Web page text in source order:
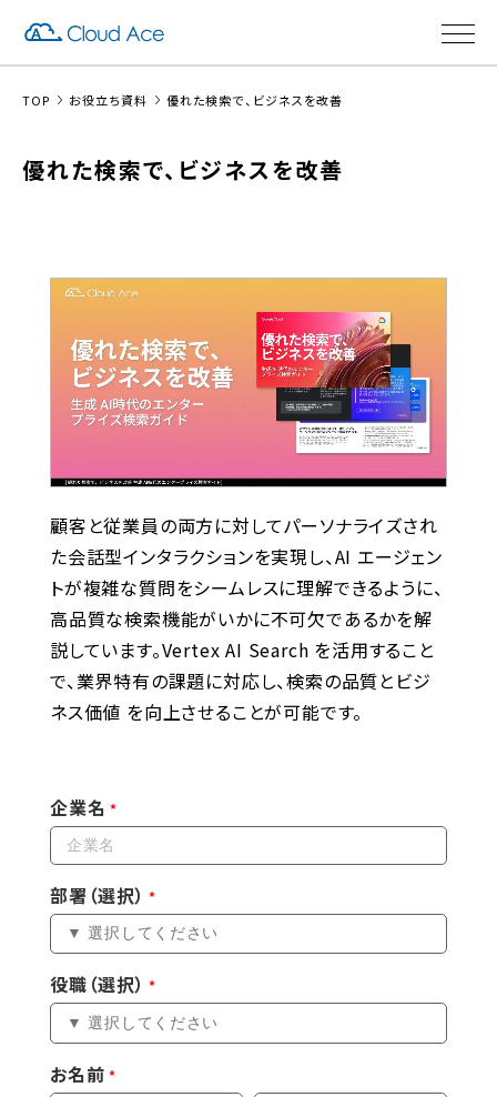
TOP お役立ち資料 優れた検索で、ビジネスを改善
優れた検索で、ビジネスを改善
顧客と従業員の両方に対してパーソナライズされ
た会話型インタラクションを実現し、AI エージェン
トが複雑な質問をシームレスに理解できるように、
高品質な検索機能がいかに不可欠であるかを解
説しています。Vertex AI Search を活用すること
で、業界特有の課題に対応し、検索の品質とビジ
ネス価値 を向上させることが可能です。
企業名
部署（選択）
役職（選択）
お名前